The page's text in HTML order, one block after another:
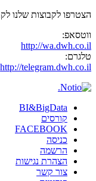
הצטרפו לקבוצות שלנו
ווטסאפ:
http://wa.dwh.co.il
טלגרם:
http://telegram.dwh.co.il
BI&BigData
קורסים
FACEBOOK
כניסה
הרשמה
הצהרת נגישות
צור קשר